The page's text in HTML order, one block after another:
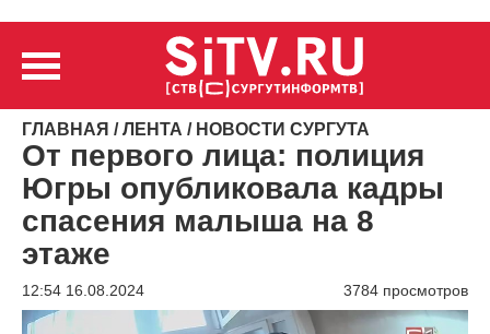
ГЛАВНАЯ /ЛЕНТА / НОВОСТИ СУРГУТА
От первого лица: полиция
Югры опубликовала кадры
спасения малыша на 8
этаже
12:54 16.08.2024 3784 просмотров
Видеоплеер